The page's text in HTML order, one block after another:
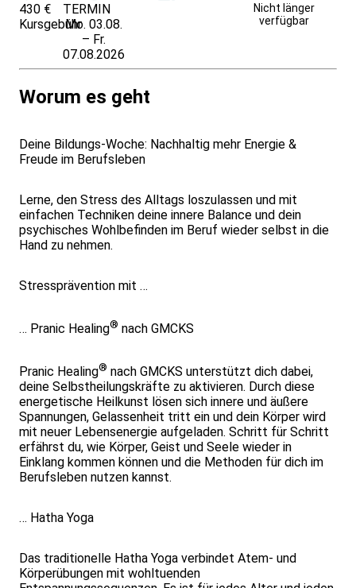
430 €
Kursgebühr
TERMIN
Mo. 03.08.
– Fr.
07.08.2026
Nicht länger
verfügbar
Worum es geht
Deine Bildungs-Woche: Nachhaltig mehr Energie &
Freude im Berufsleben
Lerne, den Stress des Alltags loszulassen und mit
einfachen Techniken deine innere Balance und dein
psychisches Wohlbefinden im Beruf wieder selbst in die
Hand zu nehmen.
Stressprävention mit …
… Pranic Healing® nach GMCKS
Pranic Healing® nach GMCKS unterstützt dich dabei,
deine Selbstheilungskräfte zu aktivieren. Durch diese
energetische Heilkunst lösen sich innere und äußere
Spannungen, Gelassenheit tritt ein und dein Körper wird
mit neuer Lebensenergie aufgeladen. Schritt für Schritt
erfährst du, wie Körper, Geist und Seele wieder in
Einklang kommen können und die Methoden für dich im
Berufsleben nutzen kannst.
… Hatha Yoga
Das traditionelle Hatha Yoga verbindet Atem- und
Körperübungen mit wohltuenden